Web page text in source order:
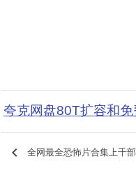
夸克网盘80T扩容和
keyboard_arrow_left 全网最全恐怖片合集上千部